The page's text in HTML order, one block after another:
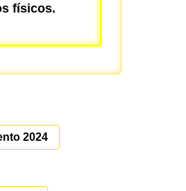
físicos.
2024